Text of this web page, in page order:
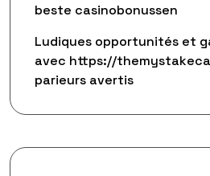
beste casinobonussen
Ludiques opportunités et
avec https://
parieurs avertis